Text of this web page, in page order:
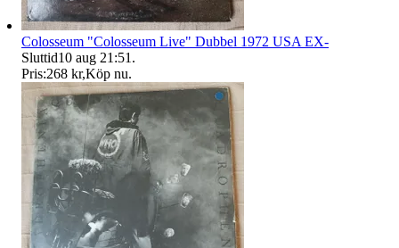
Colosseum "Colosseum Live" Dubbel 1972 USA EX-
Sluttid10 aug 21:51 .
Pris:268 kr,Köp nu.